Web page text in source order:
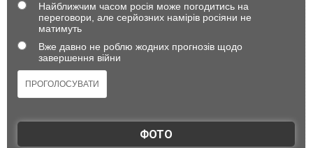
Найближчим часом росія може погодитись на
переговори, але серйозних намірів росіяни не
матимуть
Вже давно не роблю жодних прогнозів щодо
завершення війни
ФОТО